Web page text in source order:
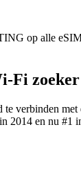
op alle
Fi zoeker
te verbinden
2014 en nu #1